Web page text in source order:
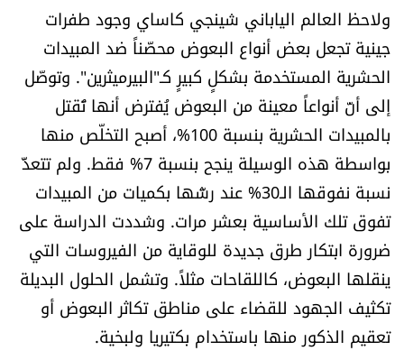
اقتصاد
العالم
الصحافة الإسرائيلية
ثقافة وفنون
فصل من كتاب
اقرأ تضحك
كاميرا
ولاحظ العالم الياباني شينجي كاساي وجود طفرات
جينية تجعل بعض أنواع البعوض محصّناً ضد المبيدات
الحشرية المستخدمة بشكلٍ كبيرٍ كـ"البيرميثرين". وتوصّل
إلى أنّ أنواعاً معينة من البعوض يُفترض أنها تُقتل
بالمبيدات الحشرية بنسبة 100%، أصبح التخلّص منها
بواسطة هذه الوسيلة ينجح بنسبة 7% فقط. ولم تتعدَّ
نسبة نفوقها الـ30% عند رشّها بكميات من المبيدات
تفوق تلك الأساسية بعشر مرات. وشددت الدراسة على
ضرورة ابتكار طرق جديدة للوقاية من الفيروسات التي
ينقلها البعوض، كاللقاحات مثلاً. وتشمل الحلول البديلة
تكثيف الجهود للقضاء على مناطق تكاثر البعوض أو
تعقيم الذكور منها باستخدام بكتيريا ولبخية.